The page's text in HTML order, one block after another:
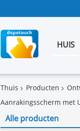
HUIS
Thuis Producten
Aanrakingsscherm met
Alle producten